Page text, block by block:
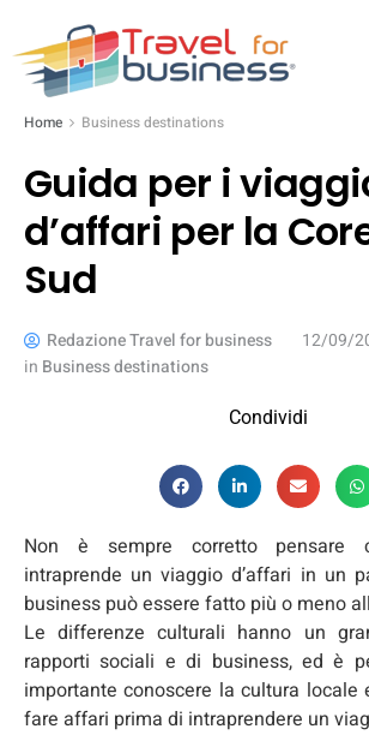
Home Business destinations
Guida per i
d’affari per la
Sud
Redazione Travel for business
12/09/
in Business destinations
Condividi
Non è sempre corretto pensare
intraprende un viaggio d’affari in un
business può essere fatto più o meno
Le differenze culturali hanno un
rapporti sociali e di business, ed è
importante conoscere la cultura locale
fare affari prima di intraprendere un